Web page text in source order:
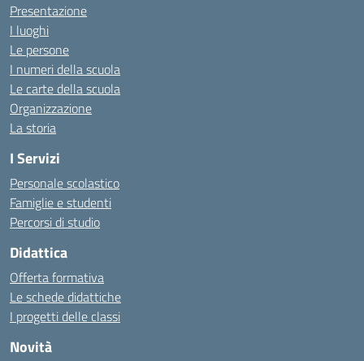
Presentazione
I luoghi
Le persone
I numeri della scuola
Le carte della scuola
Organizzazione
La storia
I Servizi
Personale scolastico
Famiglie e studenti
Percorsi di studio
Didattica
Offerta formativa
Le schede didattiche
I progetti delle classi
Novità